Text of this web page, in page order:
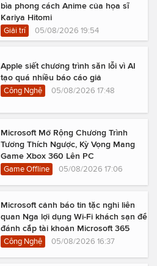
bìa phong cách Anime của họa sĩ
Kariya Hitomi
Giải trí 05/08/2026 19:54
Apple siết chương trình săn lỗi vì AI
tạo quá nhiều báo cáo giả
Công Nghệ 05/08/2026 17:48
Microsoft Mở Rộng Chương Trình
Tương Thích Ngược, Kỳ Vọng Mang
Game Xbox 360 Lên PC
Game Offline 05/08/2026 17:06
Microsoft cảnh báo tin tặc nghi liên
quan Nga lợi dụng Wi-Fi khách sạn để
đánh cắp tài khoản Microsoft 365
Công Nghệ 05/08/2026 16:37